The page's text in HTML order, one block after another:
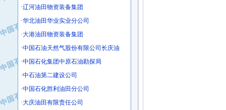
·山东东营胜利工业园区
·自贡五洲防腐安装有限公司
·中核苏阀科技实业股份有限公司
·济南柴油机股份有限公司
·上海科瑞曼士德电源系统集成有限公
·东方合金铸造厂
·辽河油田物资装备集团
·华北油田华业实业分公司
·大港油田物资装备集团
·中国石油天然气股份有限公司长庆油
·中国石化集团中原石油勘探局
·中石油第二建设公司
·中国石化胜利油田分公司
·大庆油田有限责任公司